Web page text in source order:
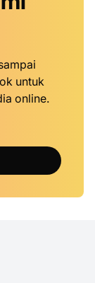
untuk
online.